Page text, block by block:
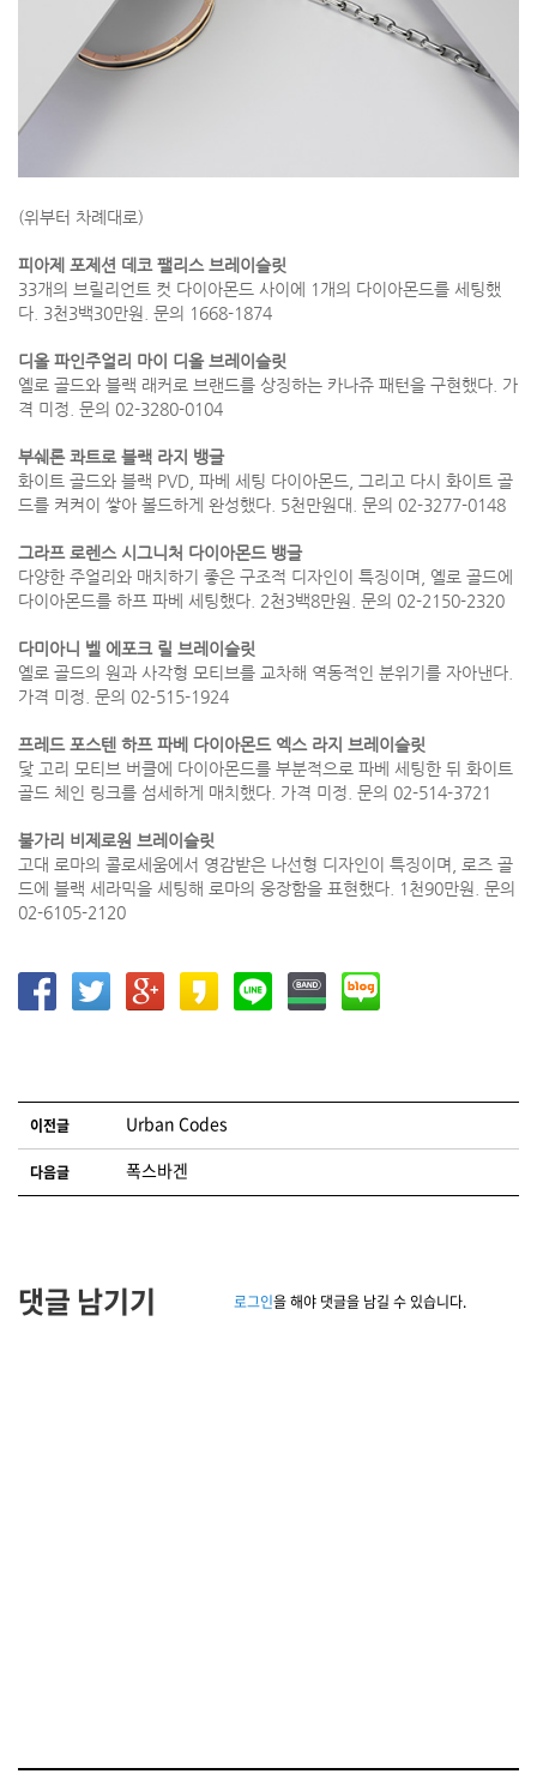
(위부터 차례대로)
피아제 포제션 데코 팰리스 브레이슬릿
33개의 브릴리언트 컷 다이아몬드 사이에 1개의 다이아몬드를 세팅했
다. 3천3백30만원. 문의 1668-1874
디올 파인주얼리 마이 디올 브레이슬릿
옐로 골드와 블랙 래커로 브랜드를 상징하는 카나쥬 패턴을 구현했다. 가
격 미정. 문의 02-3280-0104
부쉐론 콰트로 블랙 라지 뱅글
화이트 골드와 블랙 PVD, 파베 세팅 다이아몬드, 그리고 다시 화이트 골
드를 켜켜이 쌓아 볼드하게 완성했다. 5천만원대. 문의 02-3277-0148
그라프 로렌스 시그니처 다이아몬드 뱅글
다양한 주얼리와 매치하기 좋은 구조적 디자인이 특징이며, 옐로 골드에
다이아몬드를 하프 파베 세팅했다. 2천3백8만원. 문의 02-2150-2320
다미아니 벨 에포크 릴 브레이슬릿
옐로 골드의 원과 사각형 모티브를 교차해 역동적인 분위기를 자아낸다.
가격 미정. 문의 02-515-1924
프레드 포스텐 하프 파베 다이아몬드 엑스 라지 브레이슬릿
닻 고리 모티브 버클에 다이아몬드를 부분적으로 파베 세팅한 뒤 화이트
골드 체인 링크를 섬세하게 매치했다. 가격 미정. 문의 02-514-3721
불가리 비제로원 브레이슬릿
고대 로마의 콜로세움에서 영감받은 나선형 디자인이 특징이며, 로즈 골
드에 블랙 세라믹을 세팅해 로마의 웅장함을 표현했다. 1천90만원. 문의
02-6105-2120
글 네비게이션
이전글 Urban Codes
다음글 폭스바겐
댓글 남기기 로그인을 해야 댓글을 남길 수 있습니다.